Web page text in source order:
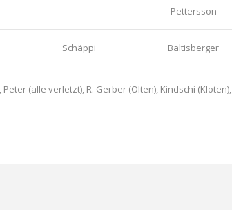
Pettersson
Schäppi Baltisberger
(alle verletzt), R. Gerber (Olten), Kindschi (Kloten),